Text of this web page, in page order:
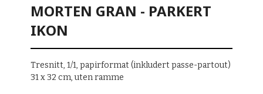
MORTEN GRAN - PARKERT
IKON
Tresnitt, 1/1, papirformat (inkludert passe-partout)
31 x 32 cm, uten ramme